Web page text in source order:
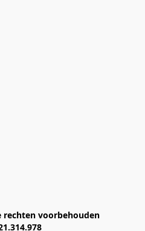
rechten voorbehouden